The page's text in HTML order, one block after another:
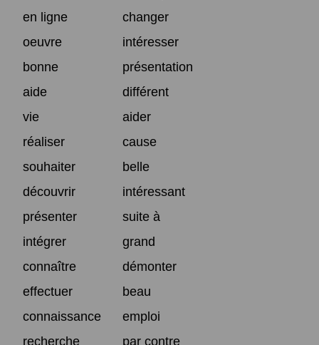
en ligne
changer
oeuvre
intéresser
bonne
présentation
aide
différent
vie
aider
réaliser
cause
souhaiter
belle
découvrir
intéressant
présenter
suite à
intégrer
grand
connaître
démonter
effectuer
beau
connaissance
emploi
recherche
par contre